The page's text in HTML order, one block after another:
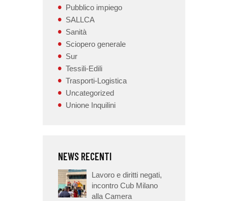
Pubblico impiego
SALLCA
Sanità
Sciopero generale
Sur
Tessili-Edili
Trasporti-Logistica
Uncategorized
Unione Inquilini
NEWS RECENTI
Lavoro e diritti negati,
incontro Cub Milano
alla Camera